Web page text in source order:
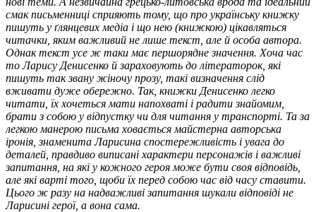
смак письменниці сприяють тому, що про українську книжку
пишуть у ґлянцевих медіа і що нею (книжкою) цікавляться
читачки, яким важливий не лише текст, але й особа автора.
Однак текст усе ж таки має першорядне значення. Хоча час
то Ларису Денисенко й зараховують до літераторок, які
пишуть так звану жіночу прозу, такі визначення слід
вживати дуже обережно. Так, книжки Денисенко легко
читати, їх хочеться мати напохваті і радити знайомим,
брати з собою у відпустку чи для читання у транспорті. Та за
легкою манерою письма ховається майстерна авторська
іронія, знаменита Ларисина спостережливість і увага до
деталей, правдиво виписані характери персонажів і важливі
запитання, на які у кожного героя може бути своя відповідь,
але які варті того, щоби їх перед собою час від часу ставити.
Цього ж разу на надважливі запитання шукали відповіді не
Ларисині герої, а вона сама.